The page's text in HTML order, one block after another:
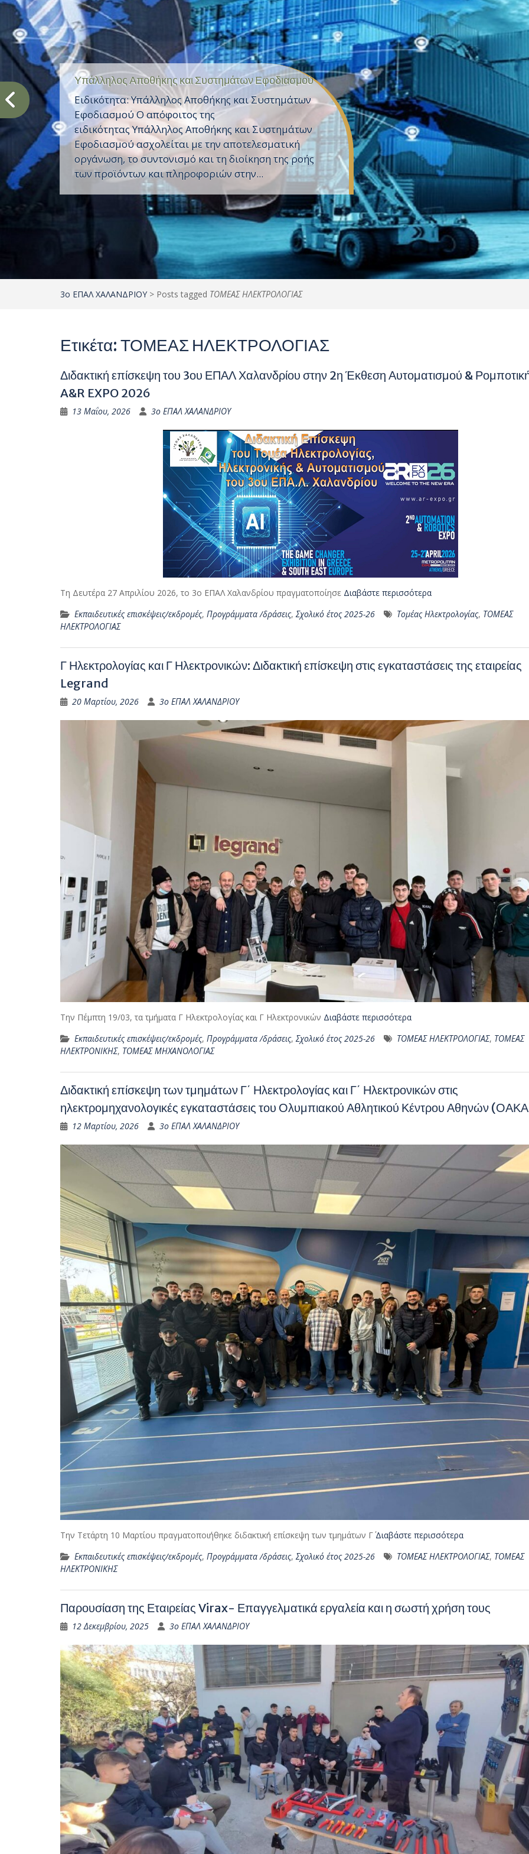
Τομέας Μηχανολογίας
Οι μαθητές και μαθήτριες που επιλέγουν τον Τομέα
Μηχανολογίας στη Β’ τάξη του Ημερησίου ΕΠΑ.Λ.
παρακολουθούν 23 ώρες μαθημάτων Τομέα και 12
ώρες μαθημάτων Γενικής Παιδείας ανά εβδομάδα.
Στη συνέχεια, στη Γ’ τάξη του...
3ο ΕΠΑΛ ΧΑΛΑΝΔΡΙΟΥ > Posts tagged ΤΟΜΕΑΣ ΗΛΕΚΤΡΟΛΟΓΙΑΣ
Ετικέτα:ΤΟΜΕΑΣ ΗΛΕΚΤΡΟΛΟΓΙΑΣ
Διδακτική επίσκεψη του 3ου ΕΠΑΛ Χαλανδρίου στην 2η Έκθεση Αυτοματισμού &
A&R EXPO 2026
13 Μαΐου, 2026 3ο ΕΠΑΛ ΧΑΛΑΝΔΡΙΟΥ
Τη Δευτέρα 27 Απριλίου 2026, το 3ο ΕΠΑΛ Χαλανδρίου πραγματοποίησε Διαβάστε περισσότερα
Εκπαιδευτικές επισκέψεις/εκδρομές, Προγράμματα /δράσεις,Σχολικό έτος 2025-26 Τομέας Ηλεκτρολογίας, ΤΟΜΕΑΣ
ΗΛΕΚΤΡΟΛΟΓΙΑΣ
Γ Ηλεκτρολογίας και Γ Ηλεκτρονικών: Διδακτική επίσκεψη στις εγκαταστάσεις της εταιρείας
Legrand
20 Μαρτίου, 2026 3ο ΕΠΑΛ ΧΑΛΑΝΔΡΙΟΥ
Την Πέμπτη 19/03, τα τμήματα Γ Ηλεκτρολογίας και Γ Ηλεκτρονικών Διαβάστε περισσότερα
Εκπαιδευτικές επισκέψεις/εκδρομές, Προγράμματα /δράσεις, Σχολικό έτος 2025-26 ΤΟΜΕΑΣ ΗΛΕΚΤΡΟΛΟΓΙΑΣ, ΤΟΜΕΑΣ
ΗΛΕΚΤΡΟΝΙΚΗΣ, ΤΟΜΕΑΣ ΜΗΧΑΝΟΛΟΓΙΑΣ
Διδακτική επίσκεψη των τμημάτων Γ΄ Ηλεκτρολογίας και Γ΄ Ηλεκτρονικών στις
ηλεκτρομηχανολογικές εγκαταστάσεις του Ολυμπιακού Αθλητικού Κέντρου Αθηνών
12 Μαρτίου, 2026 3ο ΕΠΑΛ ΧΑΛΑΝΔΡΙΟΥ
Την Τετάρτη 10 Μαρτίου πραγματοποιήθηκε διδακτική επίσκεψη των τμημάτων Γ΄Διαβάστε περισσότερα
Εκπαιδευτικές επισκέψεις/εκδρομές, Προγράμματα /δράσεις,Σχολικό έτος 2025-26 ΤΟΜΕΑΣ ΗΛΕΚΤΡΟΛΟΓΙΑΣ, ΤΟΜΕΑΣ
ΗΛΕΚΤΡΟΝΙΚΗΣ
Παρουσίαση της Εταιρείας Virax- Επαγγελματικά εργαλεία και η σωστή χρήση τους
12 Δεκεμβρίου, 2025 3ο ΕΠΑΛ ΧΑΛΑΝΔΡΙΟΥ